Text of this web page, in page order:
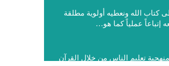
كتاب الله ونعطيه أولوية مطلقة
إتباعاً عملياً كما هو…
تعليم الناس من خلال القرآن